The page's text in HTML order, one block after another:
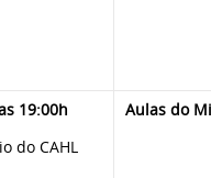
19:00h
do CAHL
Aulas do